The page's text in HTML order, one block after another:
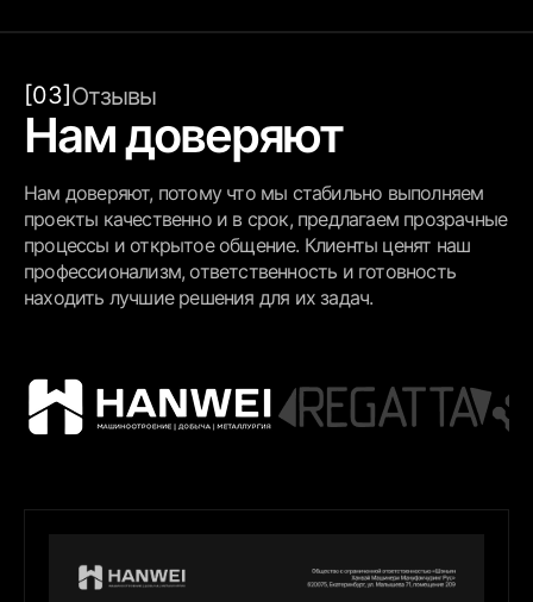
[03]Отзывы
Нам доверяют
Нам доверяют, потому что мы стабильно выполняем
проекты качественно и в срок, предлагаем прозрачные
процессы и открытое общение. Клиенты ценят наш
профессионализм, ответственность и готовность
находить лучшие решения для их задач.